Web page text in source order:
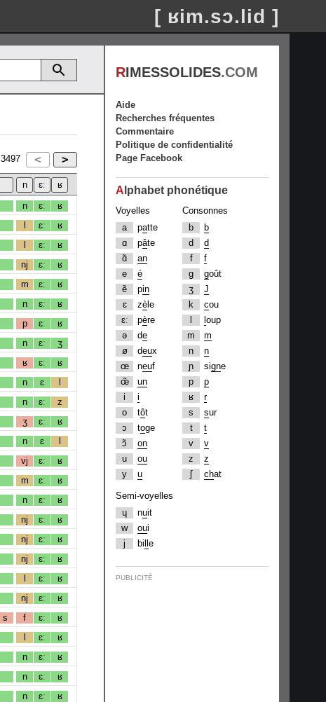
[ ʁim.sɔ.lid ]
3497
n ɛː ʁ
l ɛː ʁ
l ɛː ʁ
nj ɛː ʁ
m ɛː ʁ
n ɛː ʁ
p ɛː ʁ
n ɛː ʒ
ʁ ɛː ʁ
n ɛ l
n ɛː z
ʒ ɛː ʁ
n ɛ l
vj ɛː ʁ
m ɛː ʁ
n ɛː ʁ
nj ɛː ʁ
nj ɛː ʁ
nj ɛː ʁ
l ɛː ʁ
nj ɛː ʁ
s f ɛː ʁ
l ɛː ʁ
n ɛː ʁ
n ɛː ʁ
n ɛː ʁ
RIMESSOLIDES.COM
Aide
Recherches fréquentes
Commentaire
Politique de confidentialité
Page Facebook
A lphabet phonétique
Voyelles
a
patte
ɑ
pâte
ɑ̃
an
e
é
ẽ
pin
ɛ
zè le
ɛː
père
ə
de
ø
deux
œ
neuf
œ̃
un
i
i
o
tôt
ɔ
toge
ɔ̃
on
u
ou
y
u
Consonnes
b
b
d
d
f
f
g
goût
ʒ
J
k
cou
oup
m
m
n
n
ɲ
signe
p
p
ʁ
r
s
sur
t
t
v
v
z
z
ʃ
chat
Semi-voyelles
ɥ
nuit
w
oui
j
bi e
PUBLICITÉ